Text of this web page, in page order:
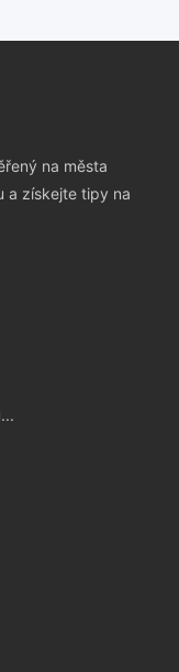
na města
a získejte tipy na